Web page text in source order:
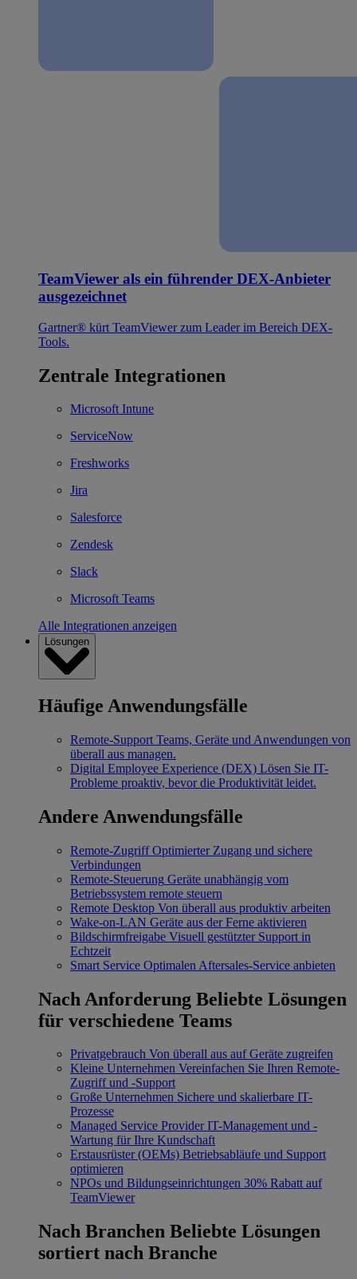
TeamViewer als ein führender DEX-Anbieter
ausgezeichnet
Gartner® kürt TeamViewer zum Leader im Bereich DEX-
Tools.
Zentrale Integrationen
Microsoft Intune
ServiceNow
Freshworks
Jira
Salesforce
Zendesk
Slack
Microsoft Teams
Alle Integrationen anzeigen
Lösungen
Häufige Anwendungsfälle
Remote-Support Teams, Geräte und Anwendungen von
überall aus managen.
Digital Employee Experience (DEX) Lösen Sie IT-
Probleme proaktiv, bevor die Produktivität leidet.
Andere Anwendungsfälle
Remote-Zugriff Optimierter Zugang und sichere
Verbindungen
Remote-Steuerung Geräte unabhängig vom
Betriebssystem remote steuern
Remote Desktop Von überall aus produktiv arbeiten
Wake-on-LAN Geräte aus der Ferne aktivieren
Bildschirmfreigabe Visuell gestützter Support in
Echtzeit
Smart Service Optimalen Aftersales-Service anbieten
Nach Anforderung Beliebte Lösungen
für verschiedene Teams
Privatgebrauch Von überall aus auf Geräte zugreifen
Kleine Unternehmen Vereinfachen Sie Ihren Remote-
Zugriff und -Support
Große Unternehmen Sichere und skalierbare IT-
Prozesse
Managed Service Provider IT-Management und -
Wartung für Ihre Kundschaft
Erstausrüster (OEMs) Betriebsabläufe und Support
optimieren
NPOs und Bildungseinrichtungen 30% Rabatt auf
TeamViewer
Nach Branchen Beliebte Lösungen
sortiert nach Branche